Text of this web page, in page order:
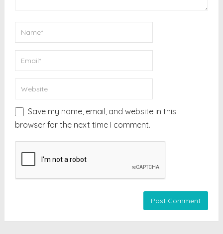
Save my name, email, and website in this
browser for the next time I comment.